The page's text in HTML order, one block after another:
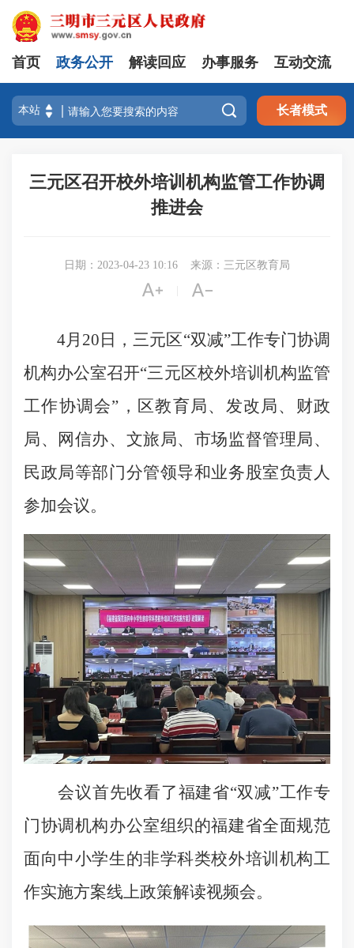
首页 政务公开 解读回应 办事服务 互动交流
 长者模式
三元区召开校外培训机构监管工作协调
推进会
日期：2023-04-23 10:16 来源：三元区教育局
 
4月20日，三元区“双减”工作专门协调
机构办公室召开“三元区校外培训机构监管
工作协调会”，区教育局、发改局、财政
局、网信办、文旅局、市场监督管理局、
民政局等部门分管领导和业务股室负责人
参加会议。
会议首先收看了福建省“双减”工作专
门协调机构办公室组织的福建省全面规范
面向中小学生的非学科类校外培训机构工
作实施方案线上政策解读视频会。